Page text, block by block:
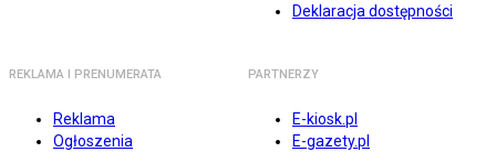
Deklaracja dostępności
REKLAMA I PRENUMERATA
Reklama
Ogłoszenia
PARTNERZY
E-kiosk.pl
E-gazety.pl